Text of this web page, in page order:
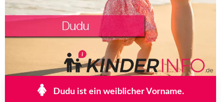
Dudu ist ein weiblicher Vorname.